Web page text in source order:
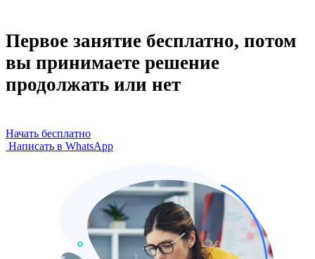
Первое занятие бесплатно, потом
вы принимаете решение
продолжать или нет
Начать бесплатно
Написать в WhatsApp